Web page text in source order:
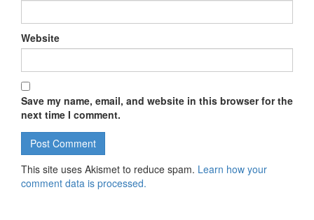
Website
Save my name, email, and website in this browser for the
next time I comment.
This site uses Akismet to reduce spam. Learn how your
comment data is processed.